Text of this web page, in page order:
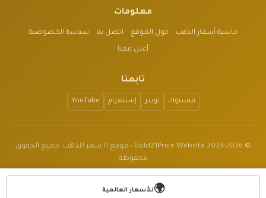
🌍للأسعار العالمية
معلومات
حاسبة أسعار الذهب حول الموقع اتصل بنا سياسة الخصوصية
أعلن معنا
تابعنا
فيسبوك تويتر إنستغرام YouTube
© 2023-2026 Gold21Price Website - موقع ٢١ سعر للذهب. جميع الحقوق
محفوظة
الموقع للأغراض الإعلامية فقط وليس نصيحة مالية.
v1.3.2